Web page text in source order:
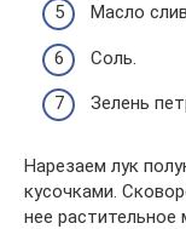
Масло
Соль.
Зелень
Нарезаем лук
кусочками.
нее растительное